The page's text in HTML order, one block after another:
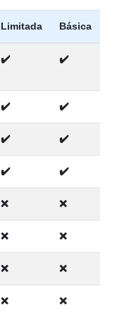
Limitada Básica
✔️ ✔️
✔️ ✔️
✔️ ✔️
✔️ ✔️
❌ ❌
❌ ❌
❌ ❌
❌ ❌